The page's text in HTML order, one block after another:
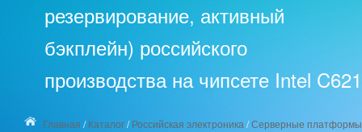
резервирование, активный
бэкплейн) российского
производства на чипсете Intel C621
Главная /Каталог/Российская электроника /Серверные платформы